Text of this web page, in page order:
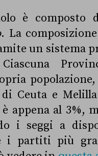
è composto
. La
un sistema
di Ceuta e
appena al 3%,
i seggi a
i partiti più